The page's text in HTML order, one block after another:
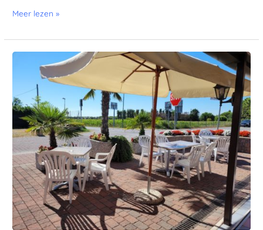
Meer lezen »